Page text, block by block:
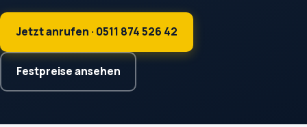
Jetzt anrufen · 0511 874 526 42
Festpreise ansehen